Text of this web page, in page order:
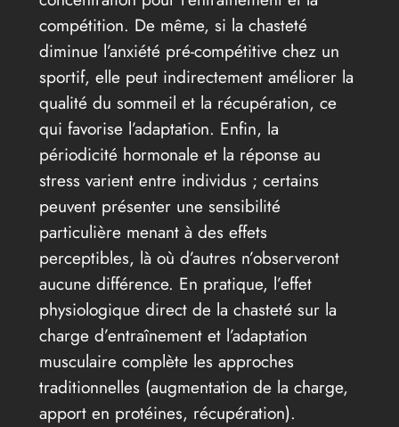
compétition. De même, si la chasteté
diminue l’anxiété pré-compétitive chez un
sportif, elle peut indirectement améliorer la
qualité du sommeil et la récupération, ce
qui favorise l’adaptation. Enfin, la
périodicité hormonale et la réponse au
stress varient entre individus ; certains
peuvent présenter une sensibilité
particulière menant à des effets
perceptibles, là où d’autres n’observeront
aucune différence. En pratique, l’effet
physiologique direct de la chasteté sur la
charge d’entraînement et l’adaptation
musculaire complète les approches
traditionnelles (augmentation de la charge,
apport en protéines, récupération).